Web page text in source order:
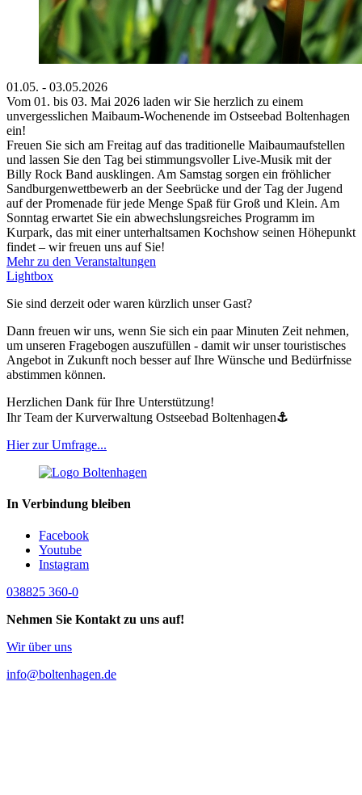
01.05. - 03.05.2026
Vom 01. bis 03. Mai 2026 laden wir Sie herzlich zu einem
unvergesslichen Maibaum-Wochenende im Ostseebad Boltenhagen
ein!
Freuen Sie sich am Freitag auf das traditionelle Maibaumaufstellen
und lassen Sie den Tag bei stimmungsvoller Live-Musik mit der
Billy Rock Band ausklingen. Am Samstag sorgen ein fröhlicher
Sandburgenwettbewerb an der Seebrücke und der Tag der Jugend
auf der Promenade für jede Menge Spaß für Groß und Klein. Am
Sonntag erwartet Sie ein abwechslungsreiches Programm im
Kurpark, das mit einer unterhaltsamen Kochshow seinen Höhepunkt
findet – wir freuen uns auf Sie!
Mehr zu den Veranstaltungen
Lightbox
Sie sind derzeit oder waren kürzlich unser Gast?
Dann freuen wir uns, wenn Sie sich ein paar Minuten Zeit nehmen,
um unseren Fragebogen auszufüllen - damit wir unser touristisches
Angebot in Zukunft noch besser auf Ihre Wünsche und Bedürfnisse
abstimmen können.
Herzlichen Dank für Ihre Unterstützung!
Ihr Team der Kurverwaltung Ostseebad Boltenhagen⚓
Hier zur Umfrage...
In Verbindung bleiben
Facebook
Youtube
Instagram
038825 360-0
Nehmen Sie Kontakt zu uns auf!
Wir über uns
info@boltenhagen.de